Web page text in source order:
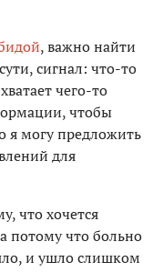
, важно найти
сигнал: что-то
чего-то
чтобы
я могу предложить
для
что хочется
потому что больно
и ушло слишком